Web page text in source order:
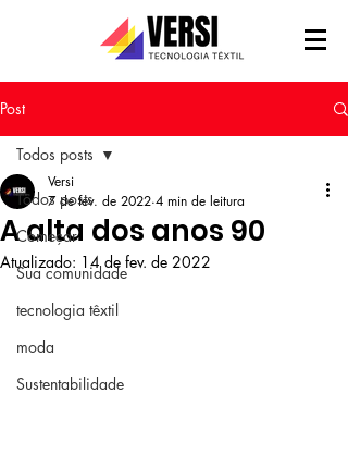
Post
Todos posts
Começar
Sua comunidade
tecnologia têxtil
moda
Sustentabilidade
Todos posts
A alta dos anos 90
Versi
7 de fev. de 2022 4 min de leitura
Atualizado: 14 de fev. de 2022